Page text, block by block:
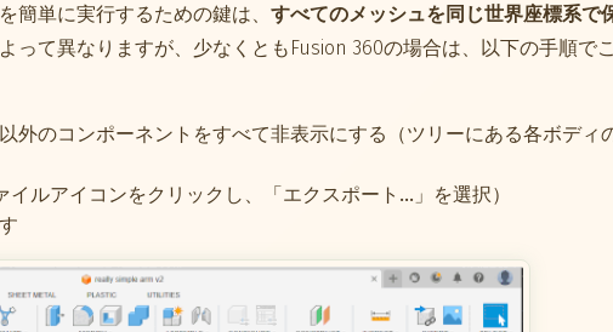
簡単に実行するための鍵は、 すべてのメッシュを同じ世界座標系で
って異なりますが、少なくともFusion 360の場合は、以下の手順でこ
外のコンポーネントをすべて非表示にする（ツリーにある各ボディ
ルアイコンをクリックし、「エクスポート…」を選択）